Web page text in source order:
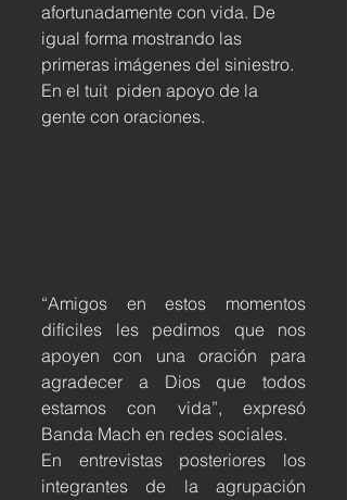
afortunadamente con vida. De
igual forma mostrando las
primeras imágenes del siniestro.
En el tuit  piden apoyo de la
gente con oraciones.
“Amigos en estos momentos
difíciles les pedimos que nos
apoyen con una oración para
agradecer a Dios que todos
estamos con vida”, expresó
Banda Mach en redes sociales.
En entrevistas posteriores los
integrantes de la agrupación